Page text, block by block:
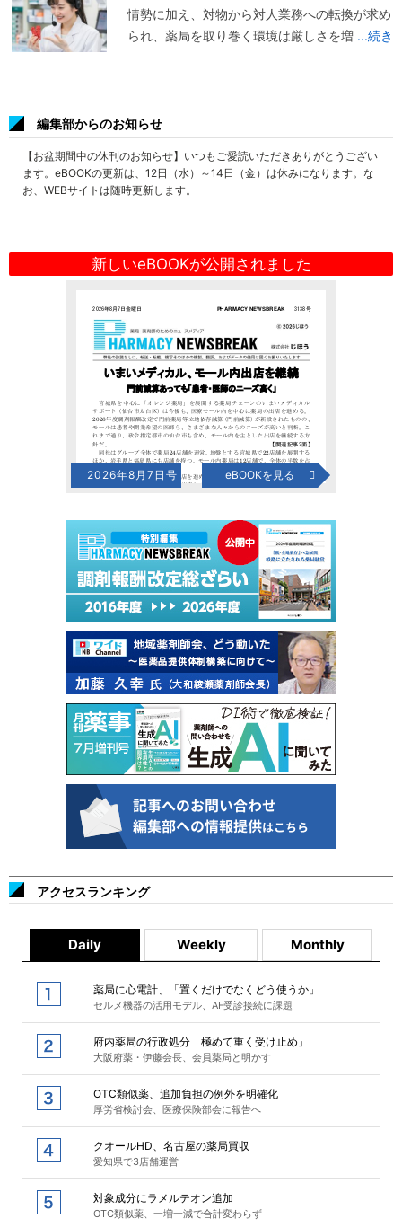
情勢に加え、対物から対人業務への転換が求め
られ、薬局を取り巻く環境は厳しさを増 ...続き
編集部からのお知らせ
【お盆期間中の休刊のお知らせ】いつもご愛読いただきありがとうござい
ます。eBOOKの更新は、12日（水）～14日（金）は休みになります。な
お、WEBサイトは随時更新します。
新しいeBOOKが公開されました
2026年8月7日号 eBOOKを見る
アクセスランキング
Daily Weekly Monthly
薬局に心電計、「置くだけでなくどう使うか」
セルメ機器の活用モデル、AF受診接続に課題
府内薬局の行政処分「極めて重く受け止め」
大阪府薬・伊藤会長、会員薬局と明かす
OTC類似薬、追加負担の例外を明確化
厚労省検討会、医療保険部会に報告へ
クオールHD、名古屋の薬局買収
愛知県で3店舗運営
対象成分にラメルテオン追加
OTC類似薬、一増一減で合計変わらず